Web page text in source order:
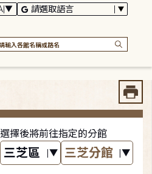
選擇後將前往指定的分館